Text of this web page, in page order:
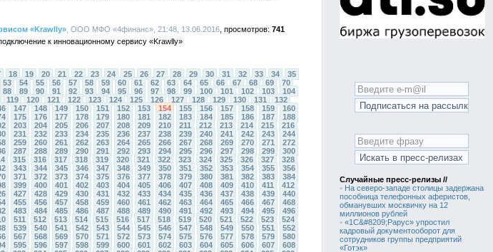
«Krawlly» , ООО МФО «4финанс», 21:48, 13.06.2016
741
к инновационному сервису «Krawlly»
18 19 20 21 22 23 24 25 26 27 28 29 30 31 32 33 34
35
53 54 55 56 57 58 59 60 61 62 63 64 65 66 67 68 69
70
88 89 90 91 92 93 94 95 96 97 98 99 100 101 102 103
104
119 120 121 122 123 124 125 126 127 128 129 130 131
132
147 148 149 150 151 152 153 154 155 156 157 158 159
160
175 176 177 178 179 180 181 182 183 184 185 186 187
188
203 204 205 206 207 208 209 210 211 212 213 214 215
216
231 232 233 234 235 236 237 238 239 240 241 242 243
244
259 260 261 262 263 264 265 266 267 268 269 270 271
272
287 288 289 290 291 292 293 294 295 296 297 298 299
300
315 316 317 318 319 320 321 322 323 324 325 326 327
328
343 344 345 346 347 348 349 350 351 352 353 354 355
356
371 372 373 374 375 376 377 378 379 380 381 382 383
384
399 400 401 402 403 404 405 406 407 408 409 410 411
412
427 428 429 430 431 432 433 434 435 436 437 438 439
440
455 456 457 458 459 460 461 462 463 464 465 466 467
468
483 484 485 486 487 488 489 490 491 492 493 494 495
496
511 512 513 514 515 516 517 518 519 520 521 522 523
524
539 540 541 542 543 544 545 546 547 548 549 550 551
552
567 568 569 570 571 572 573 574 575 576 577 578 579
580
595 596 597 598 599 600 601 602 603 604 605 606 607
608
Случайные пресс-релизы //
• На северо-западе столицы задержана
пособница телефонных аферистов,
обманувших москвичку на 12
миллионов рублей
• «1С&#8209;Рарус» упростил
кадровый документооборот для
сотрудников группы предприятий
«Готэк»